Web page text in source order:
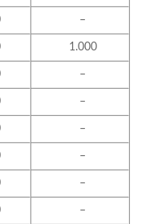
–
1.000
–
–
–
–
–
–